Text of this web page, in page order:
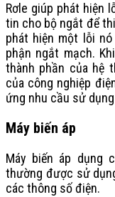
Rơle giúp phát hiện
tin cho bộ ngắt để
phát hiện một lỗi
phận ngắt mạch.
thành phần của hệ
của công nghiệp
ứng nhu cầu sử
Máy biến áp
Máy biến áp dụng
thường được sử
các thông số điện.